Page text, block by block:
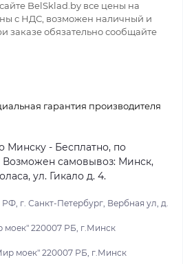
BelSklad.by все цены на
с НДС, возможен наличный и
заказе обязательно сообщайте
гарантия производителя
Минску - Бесплатно, по
Возможен самовывоз: Минск,
ул. Гикало д. 4.
г. Санкт-Петербург, Вербная ул, д.
220007 РБ, г.Минск
моек" 220007 РБ, г.Минск